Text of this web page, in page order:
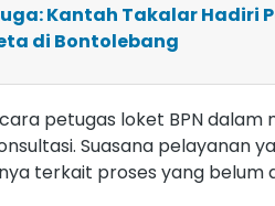
Kantah Takalar Hadiri
di Bontolebang
petugas loket BPN
Suasana pelayanan
terkait proses yang belum